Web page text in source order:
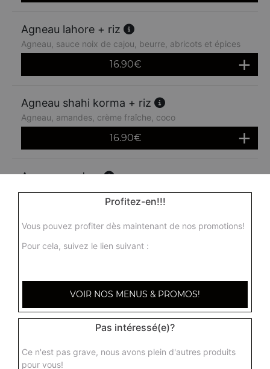
Agneau lahore + riz
Agneau, sauce noix de cajou, beurre, abricots et épices
16.90€
Agneau shahi korma + riz
Agneau, amandes, crème fraîche, coco
16.90€
Agneau madras
Agneau madras, agneau, sauce moyennement épicée
Profitez-en!!!
Vous pouvez profiter dès maintenant de nos promotions!
Pour cela, suivez le lien suivant :
VOIR NOS MENUS & PROMOS!
Pas intéressé(e)?
Ce n'est pas grave, nous avons plein d'autres produits
pour vous!